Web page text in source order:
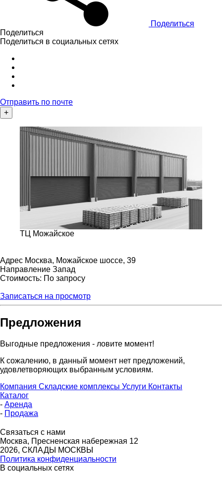
Поделиться
Поделиться
Поделиться в социальных сетях
Отправить по почте
+
ТЦ Можайское
Адрес Москва, Можайское шоссе, 39
Направление Запад
Стоимость: По запросу
Записаться на просмотр
Предложения
Выгодные предложения - ловите момент!
К сожалению, в данный момент нет предложений,
удовлетворяющих выбранным условиям.
Компания Складские комплексы Услуги Контакты
Каталог
- Аренда
- Продажа
Связаться с нами
Москва, Пресненская набережная 12
2026, СКЛАДЫ МОСКВЫ
Политика конфиденциальности
В социальных сетях